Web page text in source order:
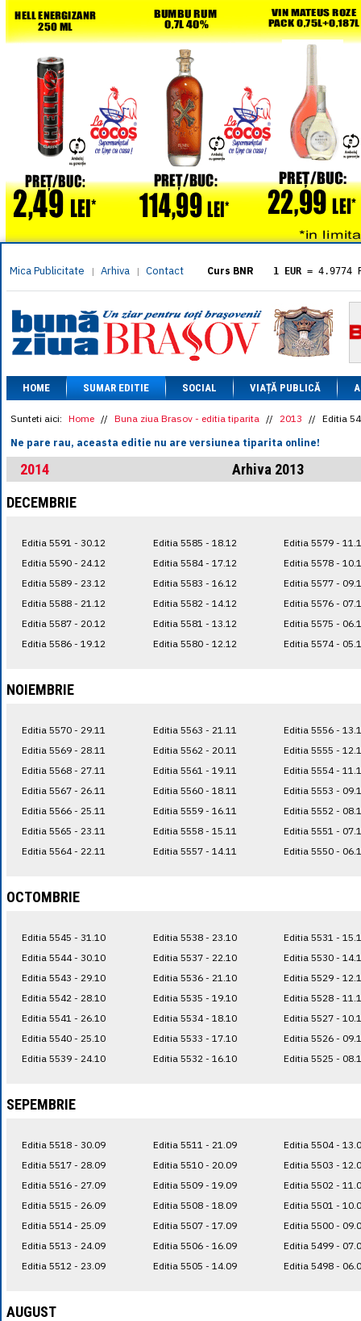
Mica Publicitate | Arhiva | Contact Curs BNR 1 EUR = 4.9774
= 5.8304
1 XAU= 464.4611
1 AED= 1.1933
1 AUD= 2.7957
1 BGN= 2.5449
1 CAD= 3.1559
1 CHF= 5.2813
1 CNY = 0.6015
1 DKK= 0.6668
1 EGP= 0.0860
1 HUF= 1.2223
1 MXN= 0.2227
1 NOK= 0.4191
1 RSD= 0.0425
1 RUB= 0.0530
1 TRY= 0.1141
HOME SUMAR EDITIE SOCIAL VIAȚĂ PUBLICĂ
Sunteti aici: Home // Buna ziua Brasov - editia tiparita // 2013 // Editia
Ne pare rau, aceasta editie nu are versiunea tiparita online!
2014
Arhiva 2013
DECEMBRIE
Editia 5591 - 30.12
Editia 5590 - 24.12
Editia 5589 - 23.12
Editia 5588 - 21.12
Editia 5587 - 20.12
Editia 5586 - 19.12
Editia 5585 - 18.12
Editia 5584 - 17.12
Editia 5583 - 16.12
Editia 5582 - 14.12
Editia 5581 - 13.12
Editia 5580 - 12.12
Editia 5579 -
Editia 5578 -
Editia 5577 -
Editia 5576 -
Editia 5575 -
Editia 5574 -
NOIEMBRIE
Editia 5570 - 29.11
Editia 5569 - 28.11
Editia 5568 - 27.11
Editia 5567 - 26.11
Editia 5566 - 25.11
Editia 5565 - 23.11
Editia 5564 - 22.11
Editia 5563 - 21.11
Editia 5562 - 20.11
Editia 5561 - 19.11
Editia 5560 - 18.11
Editia 5559 - 16.11
Editia 5558 - 15.11
Editia 5557 - 14.11
Editia 5556 -
Editia 5555 -
Editia 5554 -
Editia 5553 -
Editia 5552 -
Editia 5551 -
Editia 5550 -
OCTOMBRIE
Editia 5545 - 31.10
Editia 5544 - 30.10
Editia 5543 - 29.10
Editia 5542 - 28.10
Editia 5541 - 26.10
Editia 5540 - 25.10
Editia 5539 - 24.10
Editia 5538 - 23.10
Editia 5537 - 22.10
Editia 5536 - 21.10
Editia 5535 - 19.10
Editia 5534 - 18.10
Editia 5533 - 17.10
Editia 5532 - 16.10
Editia 5531 -
Editia 5530 -
Editia 5529 -
Editia 5528 -
Editia 5527 -
Editia 5526 -
Editia 5525 -
SEPEMBRIE
Editia 5518 - 30.09
Editia 5517 - 28.09
Editia 5516 - 27.09
Editia 5515 - 26.09
Editia 5514 - 25.09
Editia 5513 - 24.09
Editia 5512 - 23.09
Editia 5511 - 21.09
Editia 5510 - 20.09
Editia 5509 - 19.09
Editia 5508 - 18.09
Editia 5507 - 17.09
Editia 5506 - 16.09
Editia 5505 - 14.09
Editia 5504 -
Editia 5503 -
Editia 5502 -
Editia 5501 -
Editia 5500 -
Editia 5499 -
Editia 5498 -
AUGUST